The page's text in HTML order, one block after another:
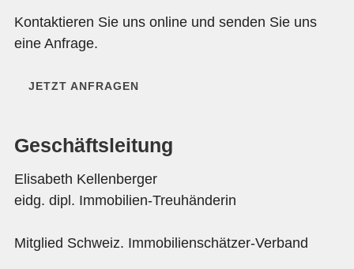
Kontaktieren Sie uns online und senden Sie uns
eine Anfrage.
JETZT ANFRAGEN
Geschäftsleitung
Elisabeth Kellenberger
eidg. dipl. Immobilien-Treuhänderin
Mitglied Schweiz. Immobilienschätzer-Verband